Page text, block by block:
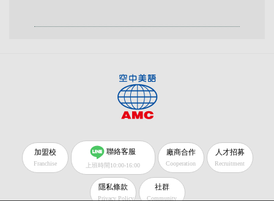
加盟校
Franchise
聯絡客服
上班時間10:00-16:00
廠商合作
Cooperation
人才招募
Recruitment
隱私條款
Privacy Policy
社群
Community